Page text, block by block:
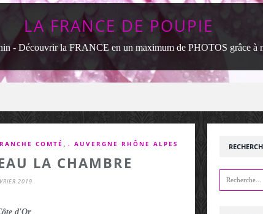
LA FRANCE DE POUPIE
- Découvrir la FRANCE en un maximum de PHOTOS grâce à
COMTÉ . AUVERGNE RHÔNE ALPES
LA CHAMBRE
2019
d'Or